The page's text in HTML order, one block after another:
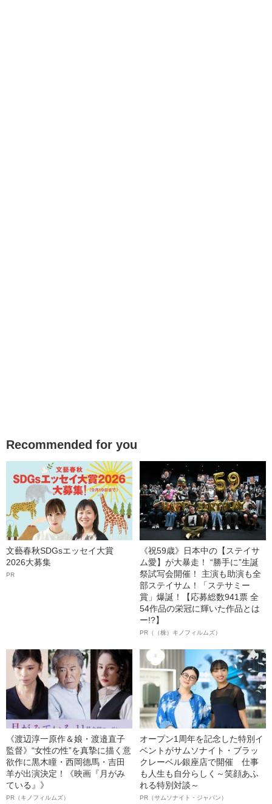
Recommended for you
文藝春秋SDGsエッセイ大賞
2026大募集
PR
《祝59歳》日本中の【ステイサ
ム愛】が大暴走！ “勝手に”生誕
祭試写会開催！ 主演も助演も全
部ステイサム！「ステサミー
賞」爆誕！【応募総数941票 全
54作品の栄冠に輝いた作品とは
ー!?】
PR（（株）キノフィルムズ）
《渡辺淳一原作＆娘・渡邉直子
監督》“女性の性”を真摯に描く意
欲作に黒木瞳・西岡德馬・吉田
羊が出演決定！《映画『月がみ
ている』》
PR（キノフィルムズ）
オープン1周年を記念した特別イ
ベントがサムソナイト・ブラッ
クレーベル銀座店で開催 仕事
も人生も自分らしく～笑顔あふ
れる特別対談～
PR（サムソナイト・ジャパン）